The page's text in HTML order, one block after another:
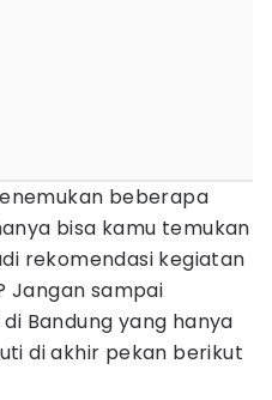
beberapa
bisa kamu temukan
rekomendasi kegiatan
Jangan sampai
Bandung yang hanya
di akhir pekan berikut